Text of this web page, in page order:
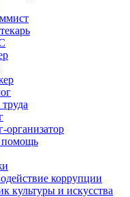
организатор
помощь
коррупции
культуры и искусства